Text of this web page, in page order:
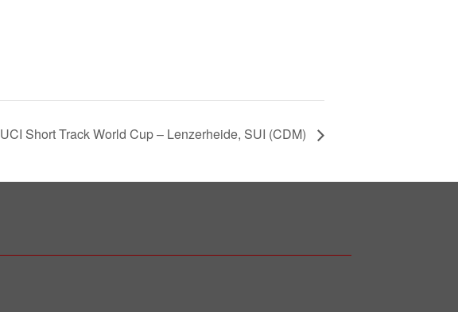
UCI Short Track World Cup – Lenzerheide, SUI (CDM)